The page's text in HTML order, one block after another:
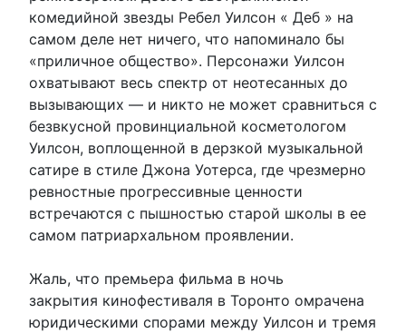
комедийной звезды Ребел Уилсон « Деб » на
самом деле нет ничего, что напоминало бы
«приличное общество». Персонажи Уилсон
охватывают весь спектр от неотесанных до
вызывающих — и никто не может сравниться с
безвкусной провинциальной косметологом
Уилсон, воплощенной в дерзкой музыкальной
сатире в стиле Джона Уотерса, где чрезмерно
ревностные прогрессивные ценности
встречаются с пышностью старой школы в ее
самом патриархальном проявлении.
Жаль, что премьера фильма в ночь
закрытия кинофестиваля в Торонто омрачена
юридическими спорами между Уилсон и тремя